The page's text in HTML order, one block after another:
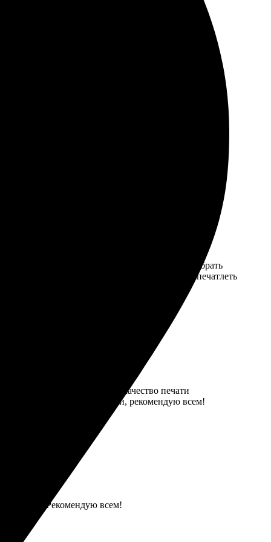
и удобно. В разделе выбора есть множество
быстро и без заминок. Простой сайт, легко выбрать
чем ожидала. Рекомендую всем, кто хочет запечатлеть
просто, все шаги понятны. Качество печати
за новыми фотосувенирами, рекомендую всем!
проблем. Рекомендую всем!